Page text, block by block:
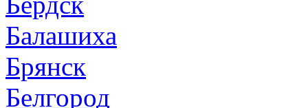
Балашиха
Брянск
Белгород